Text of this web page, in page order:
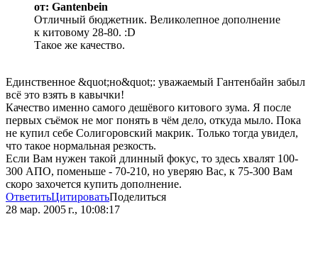
от: Gantenbein
Отличный бюджетник. Великолепное дополнение
к китовому 28-80. :D
Такое же качество.
Единственное &quot;но&quot;: уважаемый Гантенбайн забыл
всё это взять в кавычки!
Качество именно самого дешёвого китового зума. Я после
первых съёмок не мог понять в чём дело, откуда мыло. Пока
не купил себе Солигоровский макрик. Только тогда увидел,
что такое нормальная резкость.
Если Вам нужен такой длинный фокус, то здесь хвалят 100-
300 АПО, поменьше - 70-210, но уверяю Вас, к 75-300 Вам
скоро захочется купить дополнение.
ОтветитьЦитироватьПоделиться
28 мар. 2005 г., 10:08:17